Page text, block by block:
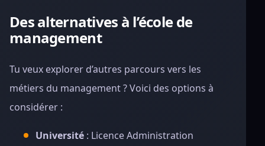
Des alternatives à l’école de
management
Tu veux explorer d’autres parcours vers les
métiers du management ? Voici des options à
considérer :
Université : Licence Administration